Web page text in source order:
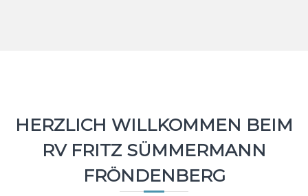
HERZLICH WILLKOMMEN BEIM
RV FRITZ SÜMMERMANN
FRÖNDENBERG